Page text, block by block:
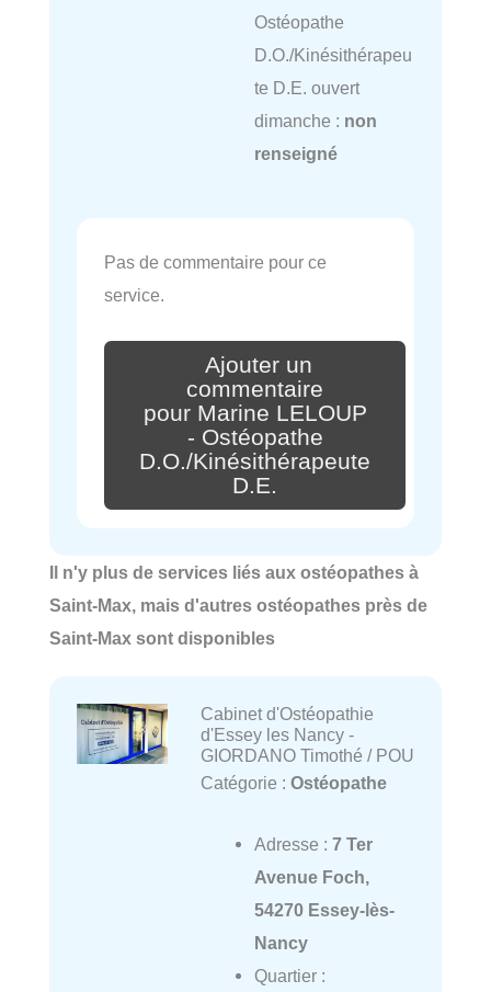
Ostéopathe
D.O./Kinésithérapeu
te D.E. ouvert
dimanche : non
renseigné
Pas de commentaire pour ce
service.
Ajouter un
commentaire
pour Marine LELOUP
- Ostéopathe
D.O./Kinésithérapeute
D.E.
Il n'y plus de services liés aux ostéopathes à
Saint-Max, mais d'autres ostéopathes près de
Saint-Max sont disponibles
Cabinet d'Ostéopathie
d'Essey les Nancy -
GIORDANO Timothé / POU
Catégorie : Ostéopathe
Adresse : 7 Ter
Avenue Foch,
54270 Essey-lès-
Nancy
Quartier :